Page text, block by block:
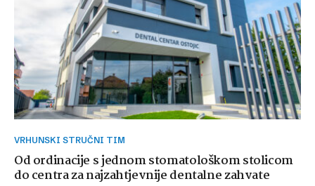
VRHUNSKI STRUČNI TIM
Od ordinacije s jednom stomatološkom stolicom
do centra za najzahtjevnije dentalne zahvate